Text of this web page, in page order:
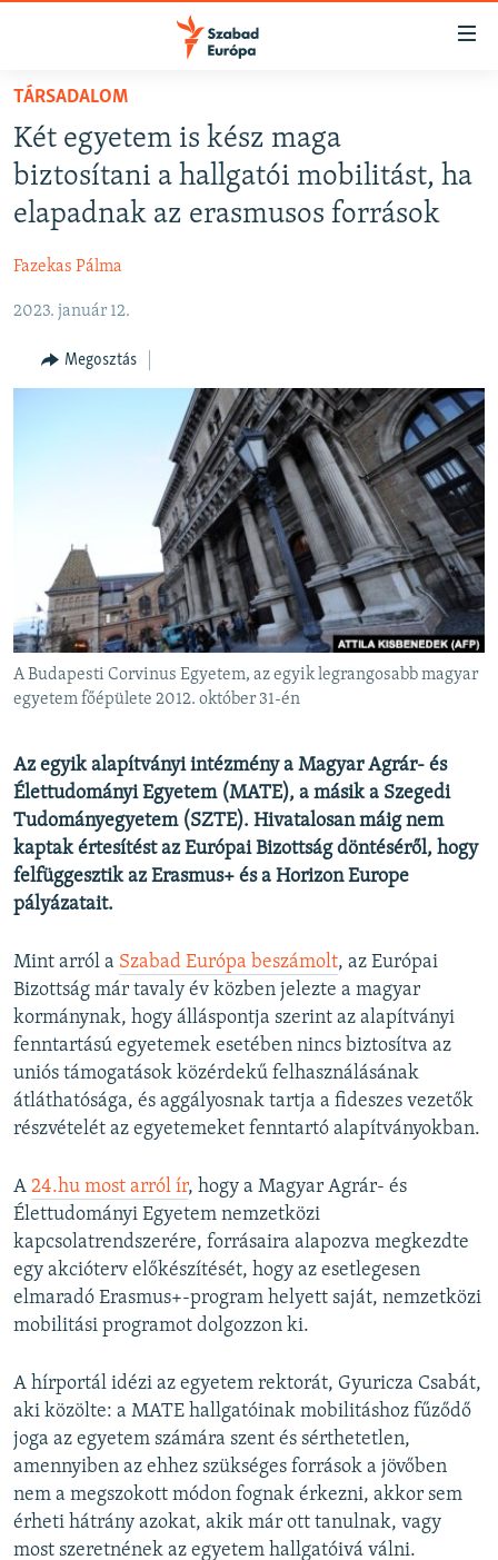
Akadálymentes
Ugrás
fő
oldalra
Ugrás
tartalomjegyzékre
AKTUÁLIS
PODCASTOK
ELEMZŐ
NER15
SZABADON
A PÉNZ NYOMÁBAN
VILÁG
KLÍMAVÁLTOZÁS
A MÚLT TANULSÁGAI
KÖVESSEN MINKET!
Valamennyi RFE/RL weboldal
TÁRSADALOM
Két egyetem is kész maga
biztosítani a hallgatói mobilitást, ha
elapadnak az erasmusos források
Fazekas Pálma
2023. január 12.
Megosztás
A Budapesti Corvinus Egyetem, az egyik legrangosabb magyar
egyetem főépülete 2012. október 31-én
Az egyik alapítványi intézmény a Magyar Agrár- és
Élettudományi Egyetem (MATE), a másik a Szegedi
Tudományegyetem (SZTE). Hivatalosan máig nem
kaptak értesítést az Európai Bizottság döntéséről, hogy
felfüggesztik az Erasmus+ és a Horizon Europe
pályázatait.
Mint arról a Szabad Európa beszámolt, az Európai
Bizottság már tavaly év közben jelezte a magyar
kormánynak, hogy álláspontja szerint az alapítványi
fenntartású egyetemek esetében nincs biztosítva az
uniós támogatások közérdekű felhasználásának
átláthatósága, és aggályosnak tartja a fideszes vezetők
részvételét az egyetemeket fenntartó alapítványokban.
A 24.hu most arról ír, hogy a Magyar Agrár- és
Élettudományi Egyetem nemzetközi
kapcsolatrendszerére, forrásaira alapozva megkezdte
egy akcióterv előkészítését, hogy az esetlegesen
elmaradó Erasmus+-program helyett saját, nemzetközi
mobilitási programot dolgozzon ki.
A hírportál idézi az egyetem rektorát, Gyuricza Csabát,
aki közölte: a MATE hallgatóinak mobilitáshoz fűződő
joga az egyetem számára szent és sérthetetlen,
amennyiben az ehhez szükséges források a jövőben
nem a megszokott módon fognak érkezni, akkor sem
érheti hátrány azokat, akik már ott tanulnak, vagy
most szeretnének az egyetem hallgatóivá válni.
FELIRATKOZÁS